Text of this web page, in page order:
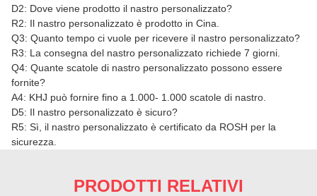
D2: Dove viene prodotto il nastro personalizzato?
R2: Il nastro personalizzato è prodotto in Cina.
Q3: Quanto tempo ci vuole per ricevere il nastro personalizzato?
R3: La consegna del nastro personalizzato richiede 7 giorni.
Q4: Quante scatole di nastro personalizzato possono essere
fornite?
A4: KHJ può fornire fino a 1.000- 1.000 scatole di nastro.
D5: Il nastro personalizzato è sicuro?
R5: Sì, il nastro personalizzato è certificato da ROSH per la
sicurezza.
PRODOTTI RELATIVI